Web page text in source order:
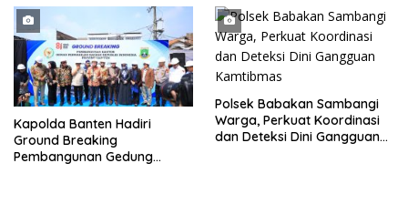
Kapolda Banten Hadiri
Ground Breaking
Pembangunan Gedung
Polsek Babakan Sambangi
Warga, Perkuat Koordinasi
dan Deteksi Dini Gangguan